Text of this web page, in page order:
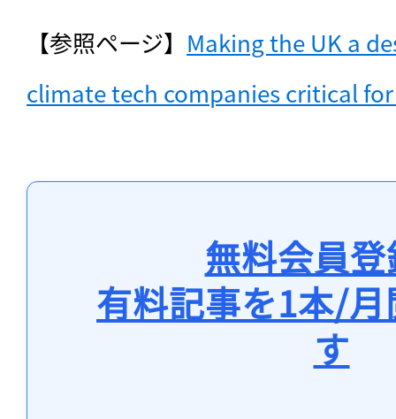
【参照ページ】 Making the UK a
climate tech companies critical
無料会員
有料記事を1本/
す